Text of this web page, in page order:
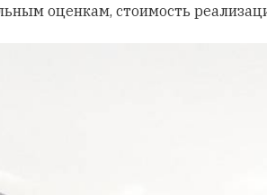
оценкам, стоимость